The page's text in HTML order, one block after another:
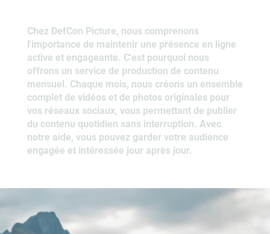
Chez DefCon Picture, nous comprenons
l'importance de maintenir une présence en ligne
active et engageante. C'est pourquoi nous
offrons un service de production de contenu
mensuel. Chaque mois, nous créons un ensemble
complet de vidéos et de photos originales pour
vos réseaux sociaux, vous permettant de publier
du contenu quotidien sans interruption. Avec
notre aide, vous pouvez garder votre audience
engagée et intéressée jour après jour.